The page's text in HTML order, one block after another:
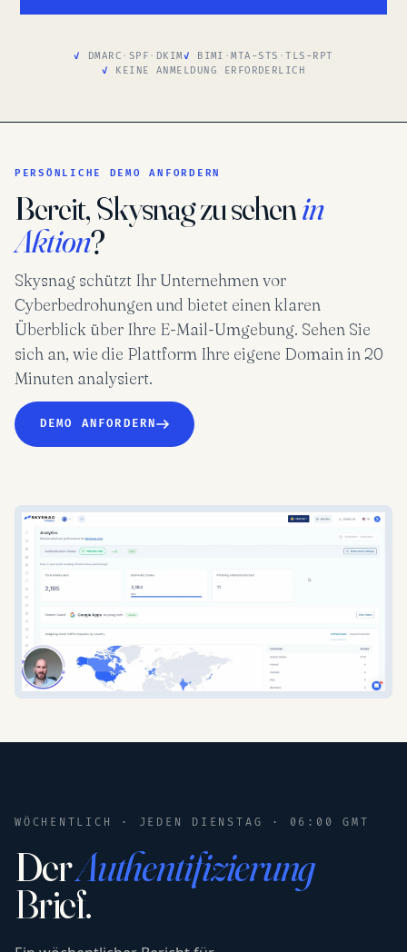
DMARC · SPF · DKIM BIMI ·MTA-STS ·TLS-RPT
KEINE ANMELDUNG ERFORDERLICH
PERSÖNLICHE DEMO ANFORDERN
Bereit, Skysnag zu sehenin
Aktion?
Skysnag schützt Ihr Unternehmen vor
Cyberbedrohungen und bietet einen klaren
Überblick über Ihre E-Mail-Umgebung. Sehen Sie
sich an, wie die Plattform Ihre eigene Domain in 20
Minuten analysiert.
DEMO ANFORDERN
WÖCHENTLICH · JEDEN DIENSTAG · 06:00 GMT
DerAuthentifizierung
Brief.